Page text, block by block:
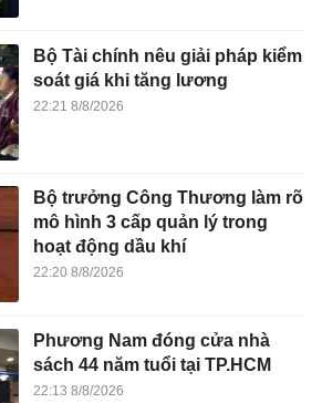
Bộ Tài chính nêu giải pháp kiểm
soát giá khi tăng lương
22:21 8/8/2026
Bộ trưởng Công Thương làm rõ
mô hình 3 cấp quản lý trong
hoạt động dầu khí
22:20 8/8/2026
Phương Nam đóng cửa nhà
sách 44 năm tuổi tại TP.HCM
22:13 8/8/2026